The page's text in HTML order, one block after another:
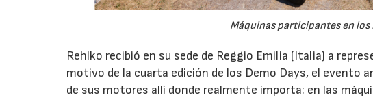
Máquinas participantes en los
Rehlko recibió en su sede de Reggio Emilia (Italia) a
motivo de la cuarta edición de los Demo Days, el evento
de sus motores allí donde realmente importa: en las